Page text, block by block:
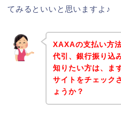
てみるといいと思いますよ♪
XAXAの支払い方
代引、銀行振り込
知りたい方は、ま
サイトをチェック
ょうか？